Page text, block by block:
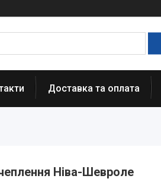
Доставка та оплата
Ніва-Шевроле